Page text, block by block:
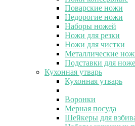
Поварские ножи
Недорогие ножи
Наборы ножей
Ножи для резки
Ножи для чистки
Металлические
Подставки для
Кухонная утварь
Кухонная утварь
Воронки
Мерная посуда
Шейкеры для